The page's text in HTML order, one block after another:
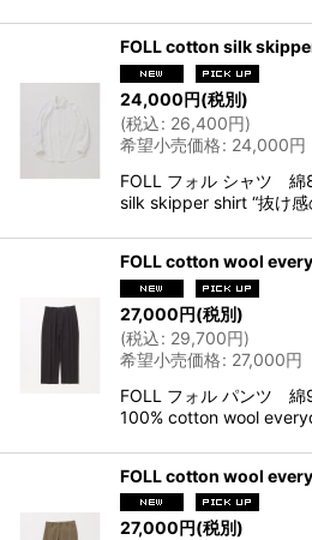
FOLL cotton silk
24,000円(税別)
(税込: 26,400円)
希望小売価格: 24,000円
FOLL フォル シャツ 綿
silk skipper shirt “抜け
FOLL cotton wool
27,000円(税別)
(税込: 29,700円)
希望小売価格: 27,000円
FOLL フォル パンツ 綿
100% cotton wool
FOLL cotton wool
27,000円(税別)